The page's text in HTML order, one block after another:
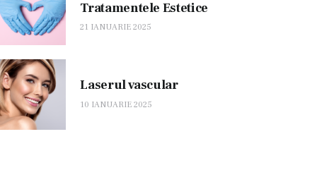
Tratamentele Estetice
21 IANUARIE 2025
Laserul vascular
10 IANUARIE 2025